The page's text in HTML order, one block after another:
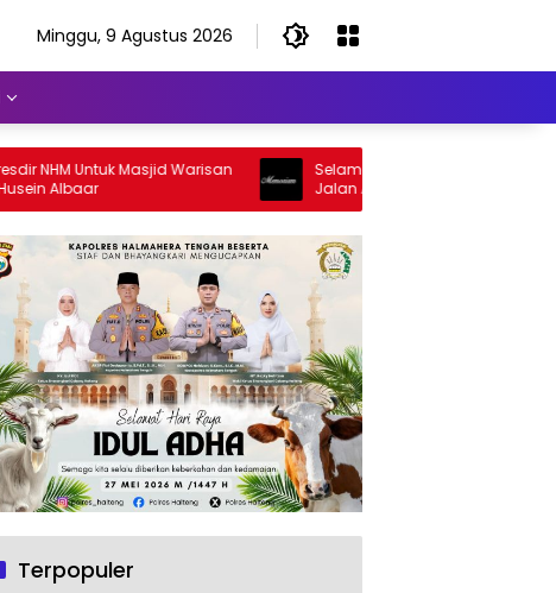
Minggu, 9 Agustus 2026
Untuk Masjid Warisan
Selamat Jalan Sang Inspirator, Selamat
Jalan Abangku Yuslam Idris
Terpopuler